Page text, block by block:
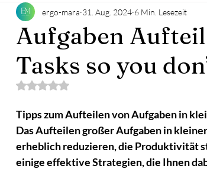
Aufgaben
Tasks so you
ergo-mara 31. Aug. 2024 6 Min. Lesezeit
Mit NaN von 5 Sternen bewertet.
Tipps zum Aufteilen von Aufgaben in
Das Aufteilen großer Aufgaben in
erheblich reduzieren, die Produktivität
einige effektive Strategien, die Ihnen